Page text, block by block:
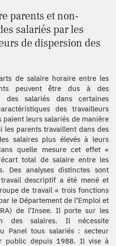
parents et non-
salariés par les
de dispersion des
de salaire horaire entre les
peuvent être dus à des
des salariés dans certaines
des travailleurs
leurs salariés de manière
parents travaillent dans des
salaires plus élevés à leurs
quelle mesure cet effet «
total de salaire entre les
Des analyses distinctes sont
descriptif a été mené et
de travail « trois fonctions
le Département de l’Emploi et
de l’Insee. Il porte sur les
des salaires. Il nécessite
Panel tous salariés : secteur
public depuis 1988. Il vise à